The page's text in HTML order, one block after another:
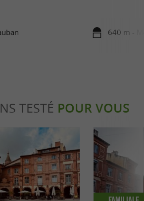
640 m -
TESTÉ POUR VOUS